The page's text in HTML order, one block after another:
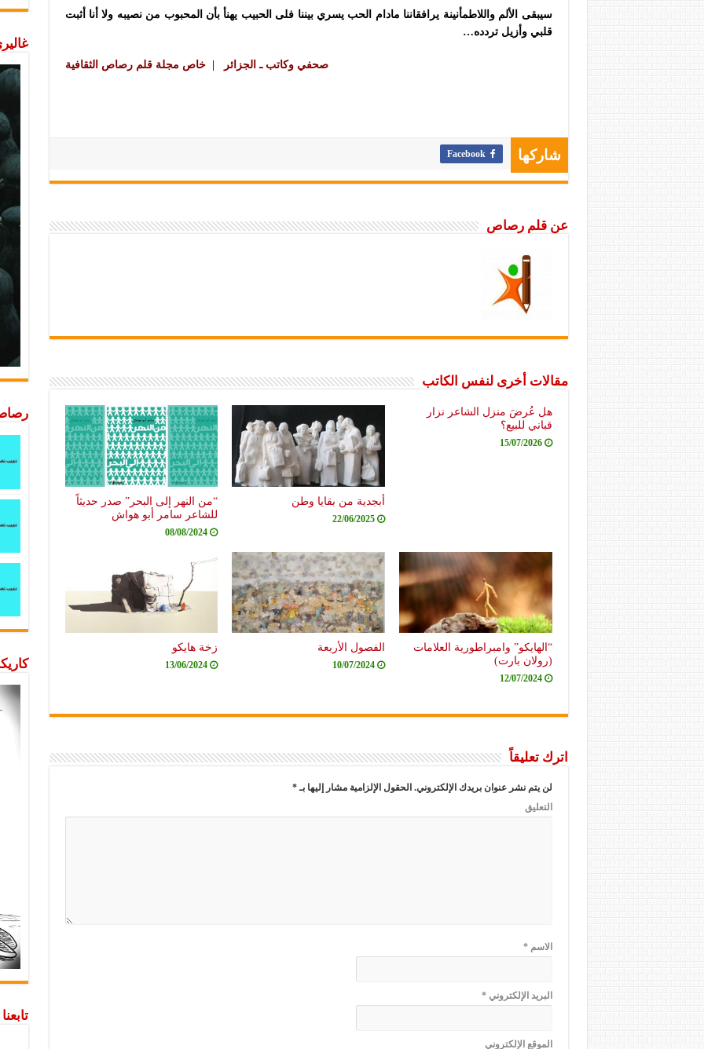
سيبقى الألم واللاطمأنينة يرافقاننا مادام الحب يسري بيننا فلى الحبيب يهنأ بأن المحبوب من نصيبه ولا أنا أثبت
قلبي وأزيل تردده…
صحفي وكاتب ـ الجزائر | خاص مجلة قلم رصاص الثقافية
شاركها Facebook
عن قلم رصاص
مقالات أخرى لنفس الكاتب
هل عُرضَ منزل الشاعر نزار
قباني للبيع؟
15/07/2026
أبجدية من بقايا وطن
22/06/2025
“من النهر إلى البحر” صدر حديثاً
للشاعر سامر أبو هواش
08/08/2024
“الهايكو” وامبراطورية العلامات
(رولان بارت)
12/07/2024
الفصول الأربعة
10/07/2024
زخة هايكو
13/06/2024
اترك تعليقاً
لن يتم نشر عنوان بريدك الإلكتروني. الحقول الإلزامية مشار إليها بـ*
التعليق
الاسم*
البريد الإلكتروني*
الموقع الإلكتروني